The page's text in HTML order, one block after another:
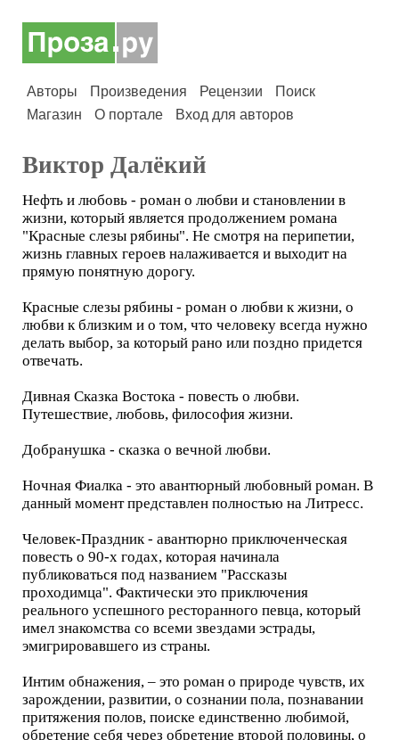
Авторы Произведения Рецензии
Поиск
Магазин
О портале Вход для авторов
Виктор Далёкий
Нефть и любовь - роман о любви и становлении в
жизни, который является продолжением романа
"Красные слезы рябины". Не смотря на перипетии,
жизнь главных героев налаживается и выходит на
прямую понятную дорогу.
Красные слезы рябины - роман о любви к жизни, о
любви к близким и о том, что человеку всегда нужно
делать выбор, за который рано или поздно придется
отвечать.
Дивная Сказка Востока - повесть о любви.
Путешествие, любовь, философия жизни.
Добранушка - сказка о вечной любви.
Ночная Фиалка - это авантюрный любовный роман. В
данный момент представлен полностью на Литресс.
Человек-Праздник - авантюрно приключенческая
повесть о 90-х годах, которая начинала
публиковаться под названием "Рассказы
проходимца". Фактически это приключения
реального успешного ресторанного певца, который
имел знакомства со всеми звездами эстрады,
эмигрировавшего из страны.
Интим обнажения, – это роман о природе чувств, их
зарождении, развитии, о сознании пола, познавании
притяжения полов, поиске единственно любимой,
обретение себя через обретение второй половины, о